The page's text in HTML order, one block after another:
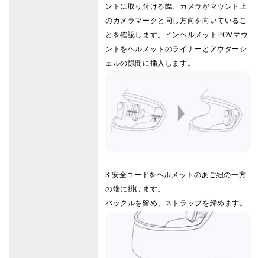
ントに取り付ける際、カメラがマウント上
のカメラマークと同じ方向を向いているこ
とを確認します。インヘルメットPOVマウ
ントをヘルメットのライナーとアウターシ
ェルの隙間に挿入します。
3.安全コードをヘルメットのあご紐の一方
の端に掛けます。
バックルを留め、ストラップを締めます。